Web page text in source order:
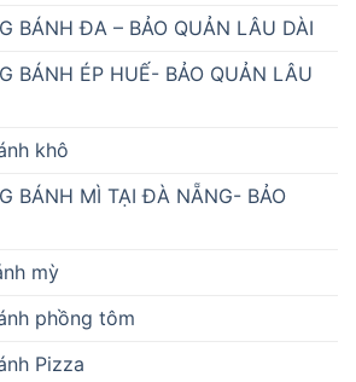
BÁNH ĐA – BẢO QUẢN LÂU DÀI
BÁNH ÉP HUẾ- BẢO QUẢN LÂU
khô
BÁNH MÌ TẠI ĐÀ NẴNG- BẢO
mỳ
phồng tôm
Pizza